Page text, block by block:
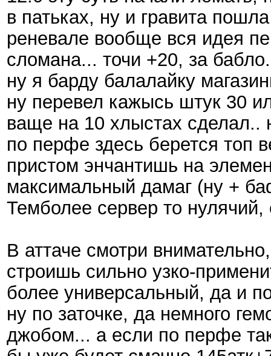
в патьках, ну и гравита
реневале вообще вся идея
сломана... точи +20, за
ну я барду балалайку
ну перевел кажысь штук 30
ваще на 10 хлыстах сделал..
по перфе здесь берется топ
пристом энчантишь на
максимальный дамаг (ну +
Темболее сервер то
В аттаче смотри
строишь сильно узко-
более универсальный, да и
ну по заточке, да немного
джобом... а если по перфе